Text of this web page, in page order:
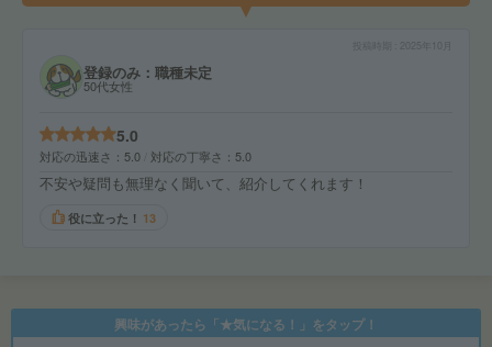
2025年10月
登録のみ：職種未定
50代女性
5.0
対応の迅速さ 5.0 対応の丁寧さ 5.0
不安や疑問も無理なく聞いて、紹介してくれます！
役に立った！ 13
興味があったら「★気になる！」をタップ！